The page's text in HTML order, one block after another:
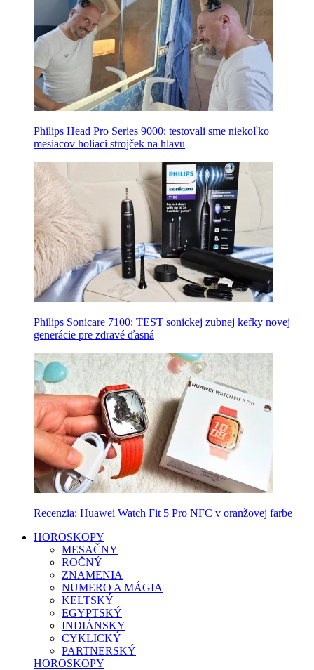
Philips Head Pro Series 9000: testovali sme niekoľko
mesiacov holiaci strojček na hlavu
Philips Sonicare 7100: TEST sonickej zubnej kefky novej
generácie pre zdravé ďasná
Recenzia: Huawei Watch Fit 5 Pro NFC v oranžovej farbe
HOROSKOPY
MESAČNY
ROČNÝ
ZNAMENIA
NUMERO A MÁGIA
KELTSKÝ
EGYPTSKÝ
INDIÁNSKY
CYKLICKÝ
PARTNERSKÝ
HOROSKOPY